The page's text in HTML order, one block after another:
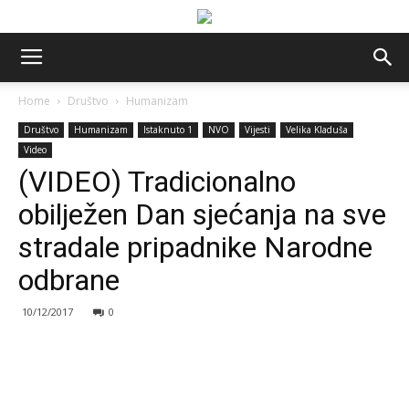
Home Društvo Humanizam
Društvo Humanizam Istaknuto 1 NVO Vijesti
Velika Kladuša
Video
(VIDEO) Tradicionalno
obilježen Dan sjećanja na sve
stradale pripadnike Narodne
odbrane
10/12/2017 0